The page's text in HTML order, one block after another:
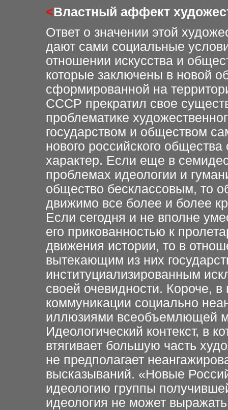
<Властный аффект
Ответ о значении этой
дают сами социальные
отношении искусства и
которые заключены в новой
сформированной на
СССР прекратил свое
проблематике
государством и обществом
нового российского общества
характер. Если еще в
проблемах идеологии и
общество бесклассовым, то
движимо все более и более
Если сегодня и не вполне
его прикованностью к
движения истории, то в
вытекающим из них
институциализированным
своей очевидности. Короче,
коммуникации социально
иллюзиями всеобъемлющей
Идеологический контекст, в
втягивает большую часть
не предполагает
высказываний. «Новые
идеологию группы
идеология не может